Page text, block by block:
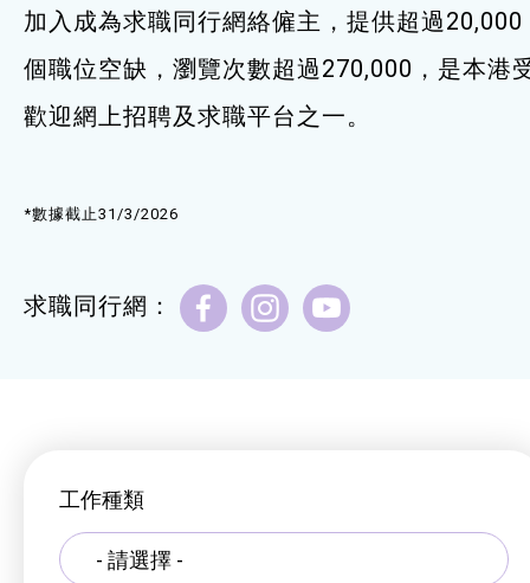
加入成為求職同行網絡僱主，提供超過20,000
個職位空缺，瀏覽次數超過270,000，是本港
歡迎網上招聘及求職平台之一。
*數據截止31/3/2026
求職同行網：
工作種類
- 請選擇 -